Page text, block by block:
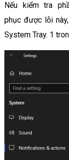
Nếu kiểm tra
phục được lỗi
System Tray. 1